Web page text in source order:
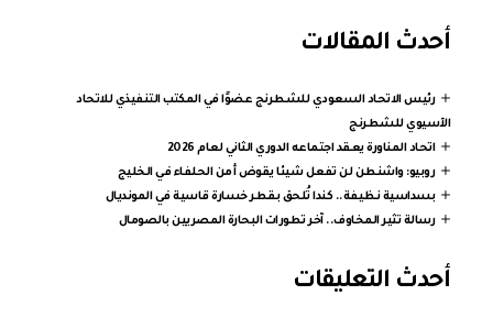
أحدث المقالات
رئيس الاتحاد السعودي للشطرنج عضوًا في المكتب التنفيذي للاتحاد
الآسيوي للشطرنج
اتحاد المناورة يعقد اجتماعه الدوري الثاني لعام 2026
روبيو: واشنطن لن تفعل شيئا يقوض أمن الحلفاء في الخليج
بسداسية نظيفة.. كندا تُلحق بقطر خسارة قاسية في المونديال
رسالة تثير المخاوف.. آخر تطورات البحارة المصريين بالصومال
أحدث التعليقات